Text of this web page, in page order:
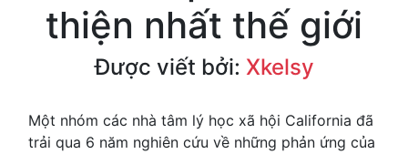
thiện nhất thế giới
Được viết bởi: Xkelsy
Một nhóm các nhà tâm lý học xã hội California đã
trải qua 6 năm nghiên cứu về những phản ứng của